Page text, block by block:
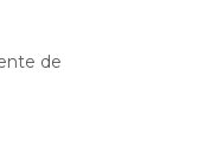
de